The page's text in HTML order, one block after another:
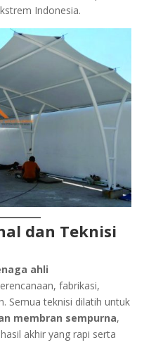
Indonesia.
dan Teknisi
ahli
fabrikasi,
Semua teknisi dilatih untuk
membran sempurna,
akhir yang rapi serta